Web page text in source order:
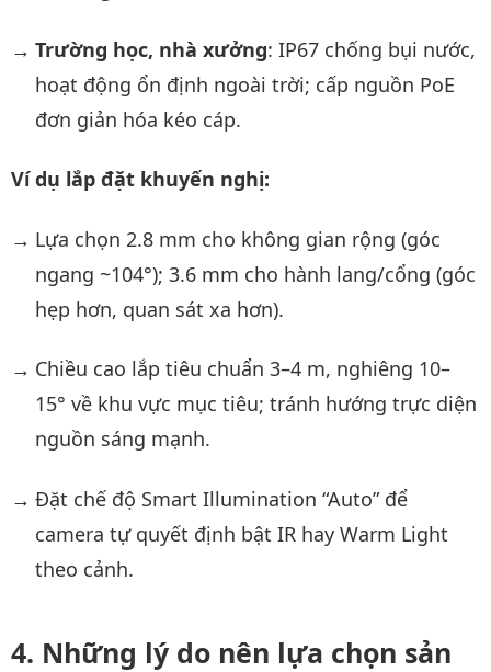
Trường học, nhà xưởng: IP67 chống bụi nước,
hoạt động ổn định ngoài trời; cấp nguồn PoE
đơn giản hóa kéo cáp.
Ví dụ lắp đặt khuyến nghị:
Lựa chọn 2.8 mm cho không gian rộng (góc
ngang ~104°); 3.6 mm cho hành lang/cổng (góc
hẹp hơn, quan sát xa hơn).
Chiều cao lắp tiêu chuẩn 3–4 m, nghiêng 10–
15° về khu vực mục tiêu; tránh hướng trực diện
nguồn sáng mạnh.
Đặt chế độ Smart Illumination “Auto” để
camera tự quyết định bật IR hay Warm Light
theo cảnh.
Những lý do nên lựa chọn sản